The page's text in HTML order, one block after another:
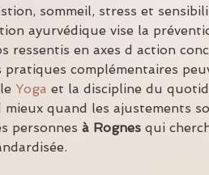
sommeil, stress et
ayurvédique vise la
ressentis en axes d action
pratiques complémentaires
Yoga et la discipline du
quand les ajustements
personnes à Rognes qui